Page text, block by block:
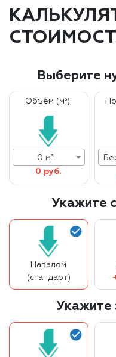
Выберите
Объём (м³):
0 м³
0 руб.
Укажите
Навалом
(стандарт)
Укажите